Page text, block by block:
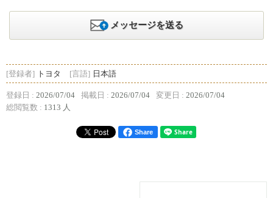
メッセージを送る
[登録者] トヨタ [言語] 日本語
登録日 : 2026/07/04 掲載日 : 2026/07/04 変更日 : 2026/07/04
総閲覧数 : 1313 人
Share